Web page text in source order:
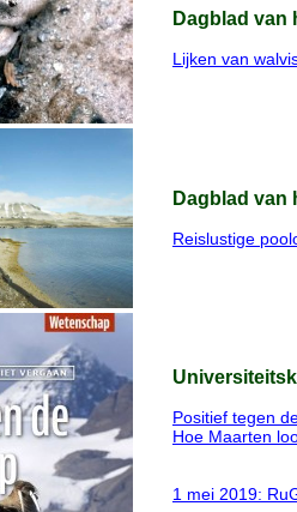
Dagblad van
Lijken van
Dagblad van
Reislustige
Positief tegen
Hoe Maarten
1 mei 2019: